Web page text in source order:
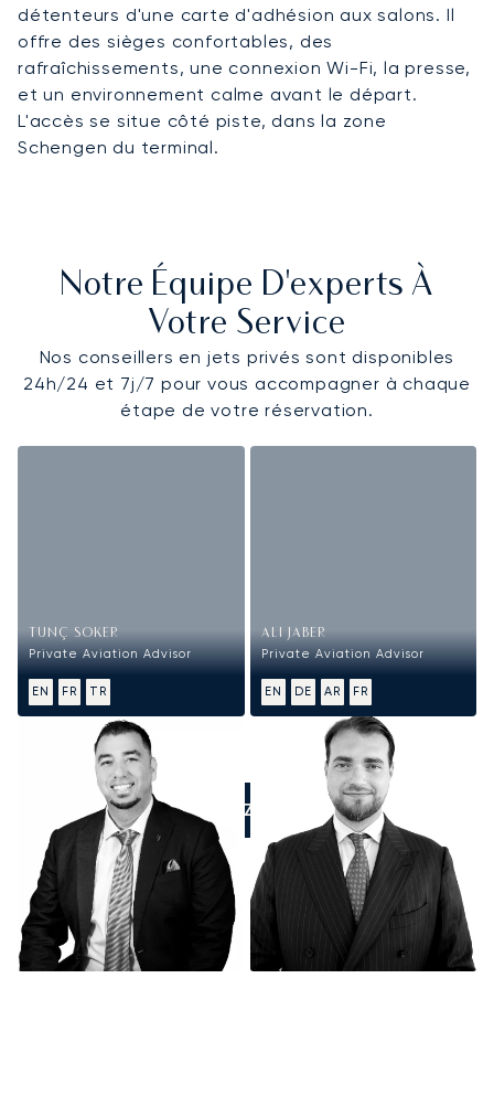
détenteurs d'une carte d'adhésion aux salons. Il
offre des sièges confortables, des
rafraîchissements, une connexion Wi-Fi, la presse,
et un environnement calme avant le départ.
L'accès se situe côté piste, dans la zone
Schengen du terminal.
Notre Équipe D'experts À
Votre Service
Nos conseillers en jets privés sont disponibles
24h/24 et 7j/7 pour vous accompagner à chaque
étape de votre réservation.
TUNÇ SOKER
Private Aviation Advisor
EN FR TR
ALI JABER
Private Aviation Advisor
EN DE AR FR
APPELEZ-NOUS